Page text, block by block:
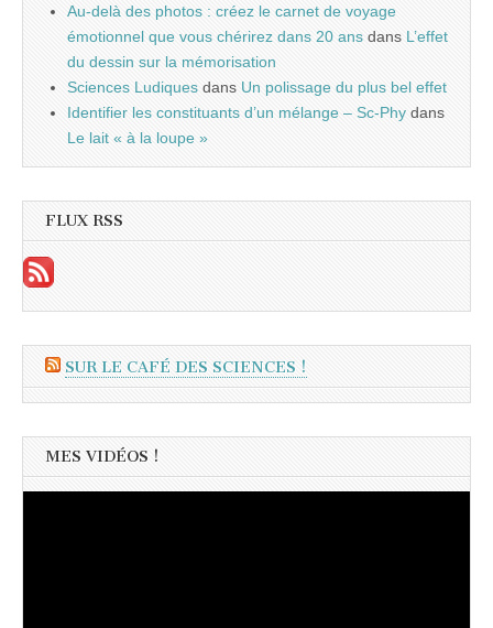
Au-delà des photos : créez le carnet de voyage
émotionnel que vous chérirez dans 20 ans dans L’effet
du dessin sur la mémorisation
Sciences Ludiques dans Un polissage du plus bel effet
Identifier les constituants d’un mélange – Sc-Phy dans
Le lait « à la loupe »
FLUX RSS
SUR LE CAFÉ DES SCIENCES !
MES VIDÉOS !